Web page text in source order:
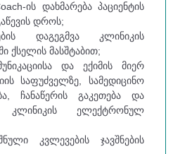
ის დახმარება პაციენტის
დროს;
დაგეგმვა კლინიკის
ქსელის მასშტაბით;
და ექიმის მიერ
საფუძველზე, სამედიცინო
ჩანაწერის გაკეთება და
კლინიკის ელექტრონულ
კვლევების ჯავშნების